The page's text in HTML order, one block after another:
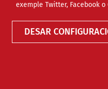
exemple Twitter, Facebook o
DESAR